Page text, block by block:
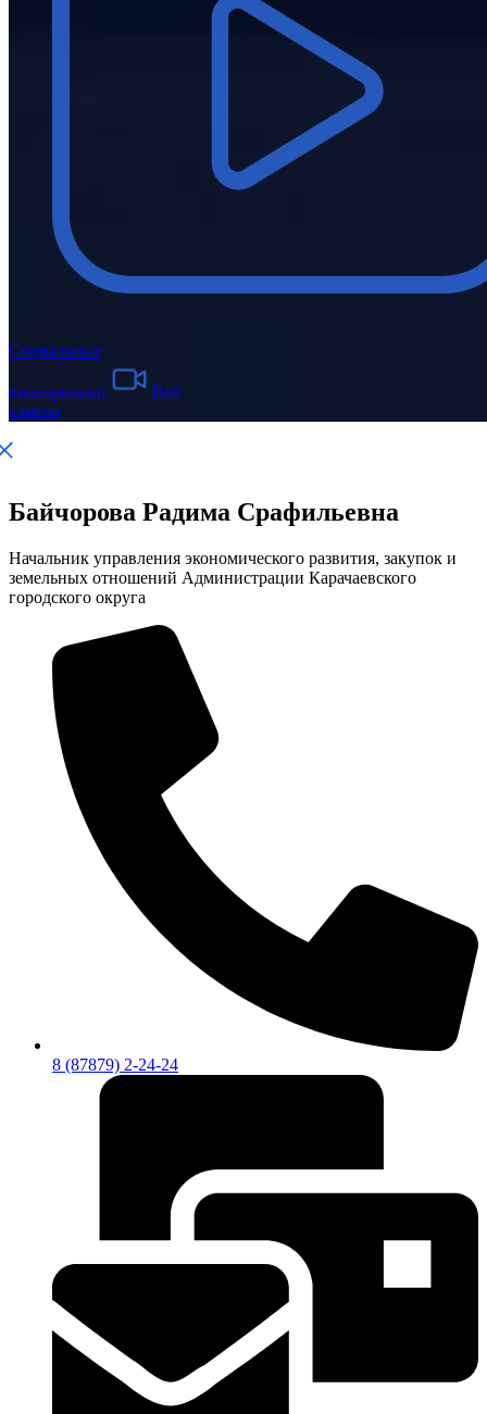
Социальные
видеоролики
Веб
камера
Байчорова Радима Срафильевна
Начальник управления экономического развития, закупок и
земельных отношений Администрации Карачаевского
городского округа
8 (87879) 2-24-24